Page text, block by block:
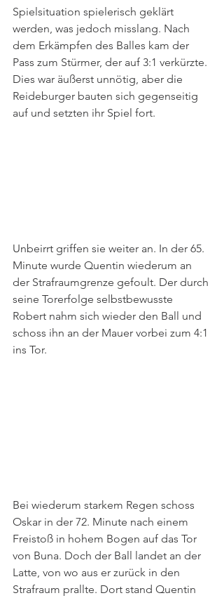
Spielsituation spielerisch geklärt
werden, was jedoch misslang. Nach
dem Erkämpfen des Balles kam der
Pass zum Stürmer, der auf 3:1 verkürzte.
Dies war äußerst unnötig, aber die
Reideburger bauten sich gegenseitig
auf und setzten ihr Spiel fort.
Unbeirrt griffen sie weiter an. In der 65.
Minute wurde Quentin wiederum an
der Strafraumgrenze gefoult. Der durch
seine Torerfolge selbstbewusste
Robert nahm sich wieder den Ball und
schoss ihn an der Mauer vorbei zum 4:1
ins Tor.
Bei wiederum starkem Regen schoss
Oskar in der 72. Minute nach einem
Freistoß in hohem Bogen auf das Tor
von Buna. Doch der Ball landet an der
Latte, von wo aus er zurück in den
Strafraum prallte. Dort stand Quentin